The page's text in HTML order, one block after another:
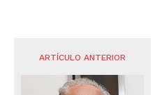
ARTÍCULO ANTERIOR